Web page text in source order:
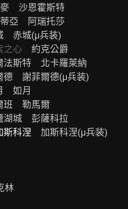
　沙恩霍斯特
亞　阿瑞托莎
　赤城(μ兵装)
之心 約克公爵
斯特　北卡羅萊納
　謝菲爾德(μ兵装)
如月
班　勒馬爾
湖城　彭薩科拉
斯科涅 加斯科涅(μ兵装)
林